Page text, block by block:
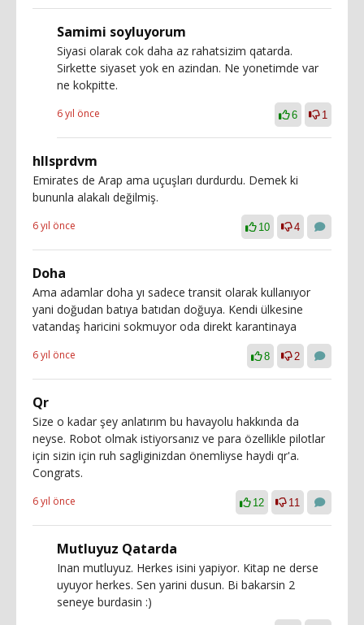
Samimi soyluyorum
Siyasi olarak cok daha az rahatsizim qatarda.
Sirkette siyaset yok en azindan. Ne yonetimde var
ne kokpitte.
6 yıl önce 6 1
hllsprdvm
Emirates de Arap ama uçuşları durdurdu. Demek ki
bununla alakalı değilmiş.
6 yıl önce 10 4
Doha
Ama adamlar doha yı sadece transit olarak kullanıyor
yani doğudan batıya batıdan doğuya. Kendi ülkesine
vatandaş haricini sokmuyor oda direkt karantinaya
6 yıl önce 8 2
Qr
Size o kadar şey anlatırım bu havayolu hakkında da
neyse. Robot olmak istiyorsanız ve para özellikle pilotlar
için sizin için ruh sagliginizdan önemliyse haydi qr'a.
Congrats.
6 yıl önce 12 11
Mutluyuz Qatarda
Inan mutluyuz. Herkes isini yapiyor. Kitap ne derse
uyuyor herkes. Sen yarini dusun. Bi bakarsin 2
seneye burdasin :)